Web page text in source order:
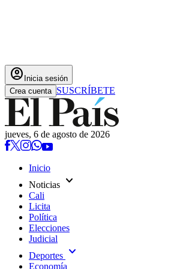
account_circle Inicia sesión
Crea cuenta SUSCRÍBETE
jueves, 6 de agosto de 2026
Inicio
Noticias expand_more
Cali
Licita
Política
Elecciones
Judicial
Deportes expand_more
Economía